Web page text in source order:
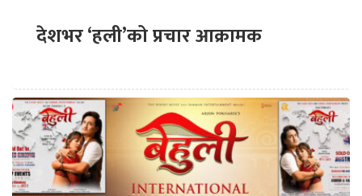
देशभर ‘हली’को प्रचार आक्रामक